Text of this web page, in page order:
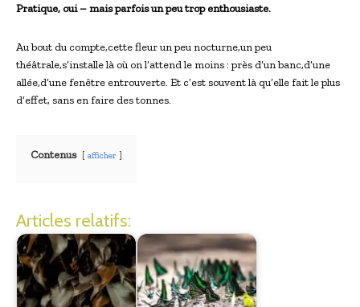
Pratique, oui – mais parfois un peu trop enthousiaste.
Au bout du compte,cette fleur un peu nocturne,un peu
théâtrale,s’installe là où on l’attend le moins : près d’un banc,d’une
allée,d’une fenêtre entrouverte. Et c’est souvent là qu’elle fait le plus
d’effet, sans en faire des tonnes.
Contenus afficher
Articles relatifs: